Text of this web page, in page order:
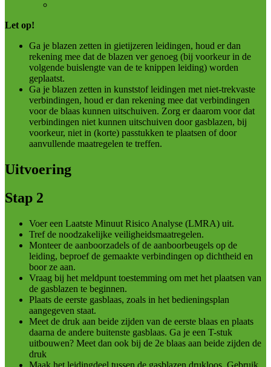
Let op!
Ga je blazen zetten in gietijzeren leidingen, houd er dan
rekening mee dat de blazen ver genoeg (bij voorkeur in de
volgende buislengte van de te knippen leiding) worden
geplaatst.
Ga je blazen zetten in kunststof leidingen met niet-trekvaste
verbindingen, houd er dan rekening mee dat verbindingen
voor de blaas kunnen uitschuiven. Zorg er daarom voor dat
verbindingen niet kunnen uitschuiven door gasblazen, bij
voorkeur, niet in (korte) passtukken te plaatsen of door
aanvullende maatregelen te treffen.
Uitvoering
Stap 2
Voer een Laatste Minuut Risico Analyse (LMRA) uit.
Tref de noodzakelijke veiligheidsmaatregelen.
Monteer de aanboorzadels of de aanboorbeugels op de
leiding, beproef de gemaakte verbindingen op dichtheid en
boor ze aan.
Vraag bij het meldpunt toestemming om met het plaatsen van
de gasblazen te beginnen.
Plaats de eerste gasblaas, zoals in het bedieningsplan
aangegeven staat.
Meet de druk aan beide zijden van de eerste blaas en plaats
daarna de andere buitenste gasblaas. Ga je een T-stuk
uitbouwen? Meet dan ook bij de 2e blaas aan beide zijden de
druk
Maak het leidingdeel tussen de gasblazen drukloos. Gebruik